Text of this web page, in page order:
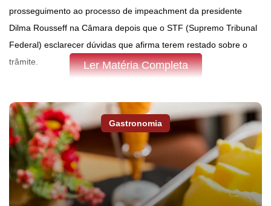
prosseguimento ao processo de impeachment da presidente
Dilma Rousseff na Câmara depois que o STF (Supremo Tribunal
Federal) esclarecer dúvidas que afirma terem restado sobre o
trâmite.
chamado de embargos de declaração, que serve para esclarecer
dúvidas sobre o julgamento, e que deve ser protocolado em 1º de
fevereiro, logo na volta dos trabalhos do Judiciário.
Segundo ele, só depois disso é que será dado prosseguimento,
imediatamente no dia seguinte. "Não há nenhum intuito de
Ler Matéria Completa
Gastronomia